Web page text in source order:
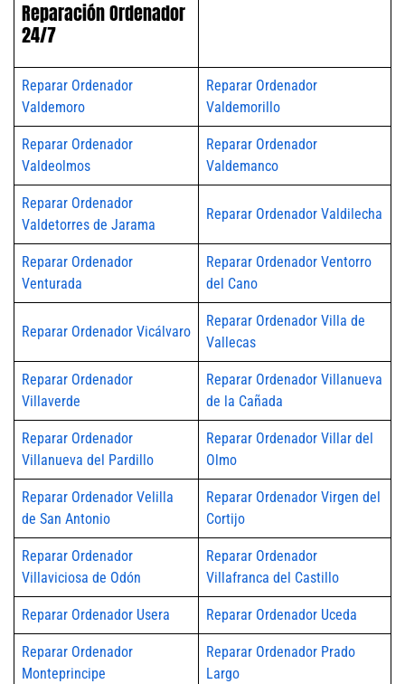
Reparación Ordenador
24/7
Reparar Ordenador
Valdemoro
Reparar Ordenador
Valdemorillo
Reparar Ordenador
Valdeolmos
Reparar Ordenador
Valdemanco
Reparar Ordenador
Valdetorres de Jarama
Reparar Ordenador Valdilecha
Reparar Ordenador
Venturada
Reparar Ordenador Ventorro
del Cano
Reparar Ordenador Vicálvaro
Reparar Ordenador Villa de
Vallecas
Reparar Ordenador
Villaverde
Reparar Ordenador Villanueva
de la Cañada
Reparar Ordenador
Villanueva del Pardillo
Reparar Ordenador Villar del
Olmo
Reparar Ordenador Velilla
de San Antonio
Reparar Ordenador Virgen del
Cortijo
Reparar Ordenador
Villaviciosa de Odón
Reparar Ordenador
Villafranca del Castillo
Reparar Ordenador Usera Reparar Ordenador Uceda
Reparar Ordenador
Monteprincipe
Reparar Ordenador Prado
Largo